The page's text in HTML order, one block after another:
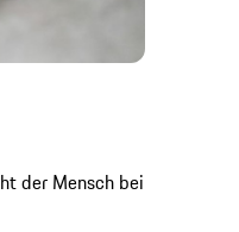
der Mensch bei